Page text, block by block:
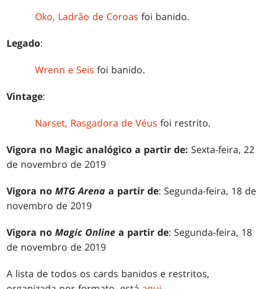
Oko, Ladrão de Coroas foi banido.
Legado:
Wrenn e Seis foi banido.
Vintage:
Narset, Rasgadora de Véus foi restrito.
Vigora no Magic analógico a partir de:Sexta-feira, 22
de novembro de 2019
Vigora no MTG Arena a partir de: Segunda-feira, 18 de
novembro de 2019
Vigora noMagic Online a partir de: Segunda-feira, 18
de novembro de 2019
A lista de todos os cards banidos e restritos,